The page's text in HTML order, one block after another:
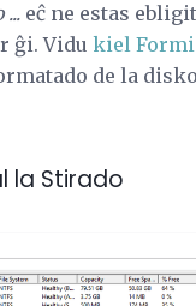
... eĉ ne estas
ĝi. Vidu kiel Formi
de la disko
la Stirado